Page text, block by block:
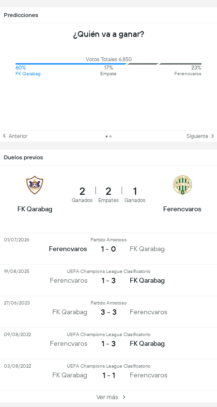
Predicciones
¿Quién va a ganar?
Votos Totales 6,850
60%
FK Qarabag
17%
Empate
23%
Ferencvaros
Anterior Siguiente
Duelos previos
FK Qarabag
2
Ganados
2
Empates
1
Ganados
Ferencvaros
Ferencvaros
Partido Amistoso
1 - 0 FK Qarabag
01/07/2026
Ferencvaros
UEFA Champions League Clasificatorio
1 - 3 FK Qarabag
19/08/2025
FK Qarabag
Partido Amistoso
3 - 3 Ferencvaros
27/06/2023
Ferencvaros
UEFA Champions League Clasificatorio
1 - 3 FK Qarabag
09/08/2022
FK Qarabag
UEFA Champions League Clasificatorio
1 - 1 Ferencvaros
03/08/2022
Ver más